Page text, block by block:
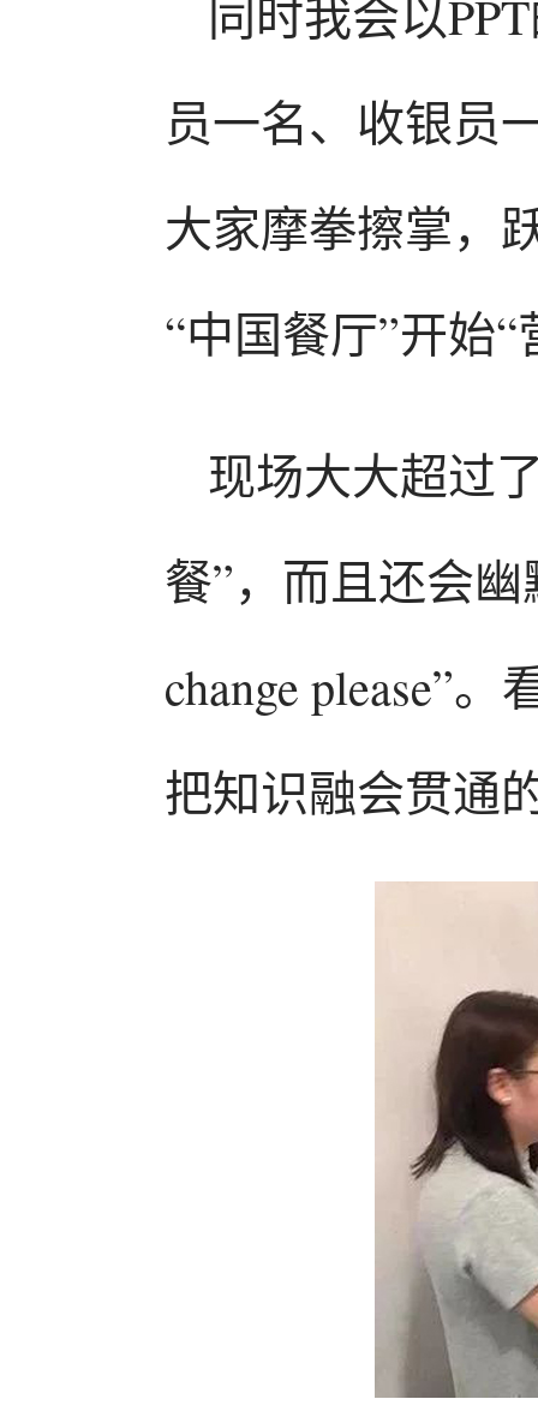
同时我会以
员一名、收银员
大家摩拳擦掌，
“中国餐厅”开始“
现场大大超过
餐”，而且还会幽
change please”
把知识融会贯通